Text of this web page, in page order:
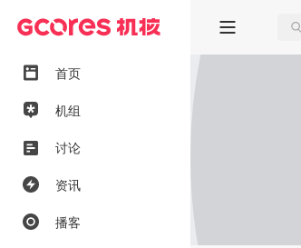
首页
机组
讨论
资讯
播客